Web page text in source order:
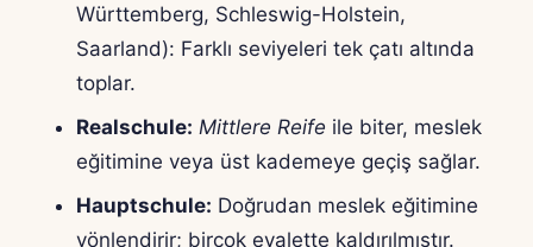
Württemberg, Schleswig-Holstein,
Saarland): Farklı seviyeleri tek çatı altında
toplar.
Realschule: Mittlere Reife ile biter, meslek
eğitimine veya üst kademeye geçiş sağlar.
Hauptschule: Doğrudan meslek eğitimine
yönlendirir; birçok eyalette kaldırılmıştır.